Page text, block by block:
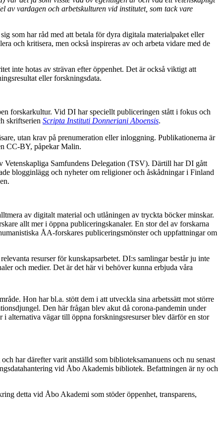
vardagen och arbetskulturen vid institutet, som tack vare
som har råd med att betala för dyra digitala materialpaket eller
och kritisera, men också inspireras av och arbeta vidare med de
inte hotas av strävan efter öppenhet. Det är också viktigt att
eller forskningsdata.
forskarkultur. Vid DI har speciellt publiceringen stått i fokus och
skriftserien Scripta Instituti Donneriani Aboensis.
utan krav på prenumeration eller inloggning. Publikationerna är
CC-BY, påpekar Malin.
Vetenskapliga Samfundens Delegation (TSV). Därtill har DI gått
blogginlägg och nyheter om religioner och åskådningar i Finland
av digitalt material och utlåningen av tryckta böcker minskar.
allt mer i öppna publiceringskanaler. En stor del av forskarna
ÅA-forskares publiceringsmönster och uppfattningar om
resurser för kunskapsarbetet. DI:s samlingar består ju inte
och medier. Det är det här vi behöver kunna erbjuda våra
Hon har bl.a. stött dem i att utveckla sina arbetssätt mot större
Den här frågan blev akut då corona-pandemin under
alternativa vägar till öppna forskningsresurser blev därför en stor
har därefter varit anställd som biblioteksamanuens och nu senast
vid Åbo Akademis bibliotek. Befattningen är ny och
detta vid Åbo Akademi som stöder öppenhet, transparens,